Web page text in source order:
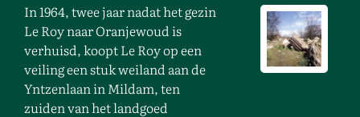
In 1964, twee jaar nadat het gezin
Le Roy naar Oranjewoud is
verhuisd, koopt Le Roy op een
veiling een stuk weiland aan de
Yntzenlaan in Mildam, ten
zuiden van het landgoed